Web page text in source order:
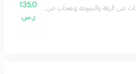
من الرقة والنعومة ونفحات من الجمال الذي
135.0
ر.س